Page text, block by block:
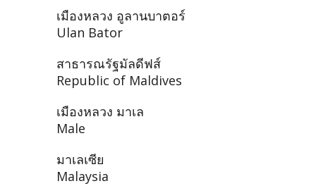
เมืองหลวง อูลานบาตอร์
Ulan Bator
สาธารณรัฐมัลดีฟส์
Republic of Maldives
เมืองหลวง มาเล
Male
มาเลเซีย
Malaysia